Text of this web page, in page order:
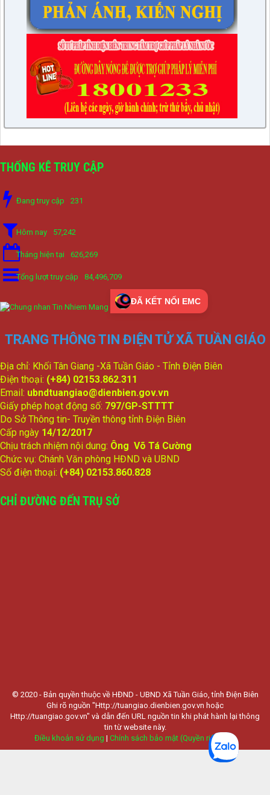
THỐNG KÊ TRUY CẬP
Đang truy cập 231
Hôm nay 57,242
Tháng hiện tại 626,269
Tổng lượt truy cập 84,496,709
ĐÃ KẾT NỐI EMC
TRANG THÔNG TIN ĐIỆN TỬ XÃ TUẦN GIÁO
Địa chỉ: Khối Tân Giang -Xã Tuần Giáo - Tỉnh Điện Biên
Điện thoại: (+84) 02153.862.311
Email: ubndtuangiao@dienbien.gov.vn
Giấy phép hoạt động số: 797/GP-STTTT
Do Sở Thông tin- Truyền thông tỉnh Điện Biên
Cấp ngày 14/12/2017
Chịu trách nhiệm nội dung: Ông Võ Tá Cường
Chức vụ: Chánh Văn phòng HĐND và UBND
Số điện thoại: (+84) 02153.860.828
CHỈ ĐƯỜNG ĐẾN TRỤ SỞ
© 2020 - Bản quyền thuộc về HĐND - UBND Xã Tuần Giáo, tỉnh Điện Biên
Ghi rõ nguồn "Http://tuangiao.dienbien.gov.vn hoặc
Http://tuangiao.gov.vn" và dẫn đến URL nguồn tin khi phát hành lại thông
tin từ website này.
Điều khoản sử dụng | Chính sách bảo mật (Quyền riêng tư)